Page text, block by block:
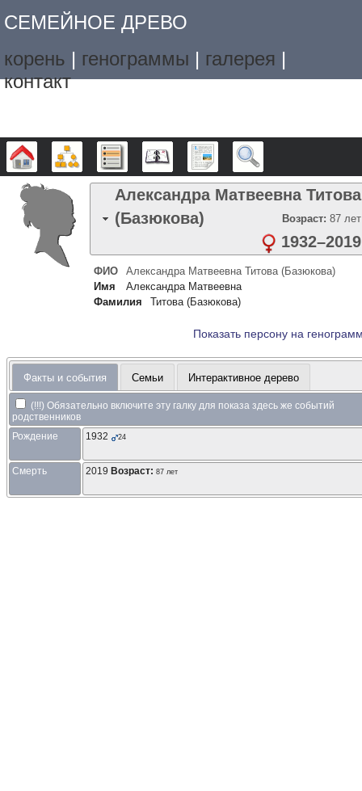
СЕМЕЙНОЕ ДРЕВО
корень | генограммы | галерея |
контакт
Дерево Графики Списки Календарь Отчёты
Александра Матвеевна Титова
(Базюкова)
Возраст: 87 лет
1932–2019
ФИО Александра Матвеевна Титова (Базюкова)
Имя
Александра Матвеевна
Фамилия
Титова (Базюкова)
Показать персону на
Факты и события Семьи Интерактивное дерево
(!!!) Обязательно включите эту галку для показа здесь же событий
родственников
Рождение
1932 24
Смерть 2019 Возраст: 87 лет